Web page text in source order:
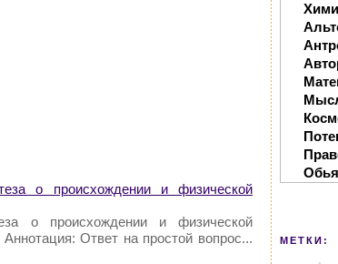
о происхождении и физической
о происхождении и физической
Ответ на простой вопрос...
МЕТКИ: